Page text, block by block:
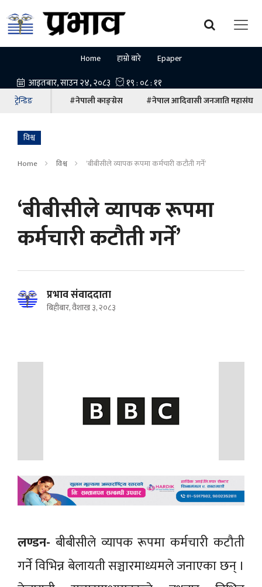
Home हाम्रो बारे Epaper
ट्रेन्डिङ #नेपाली काङ्ग्रेस #नेपाल आदिवासी जनजाति महासंघ
विश्व
Home विश्व ‘बीबीसीले व्यापक रूपमा कर्मचारी कटौती गर्ने’
‘बीबीसीले व्यापक रूपमा
कर्मचारी कटौती गर्ने’
प्रभाव संवाददाता
बिहीबार, वैशाख ३, २०८३
लण्डन- बीबीसीले व्यापक रूपमा कर्मचारी कटौती
गर्ने विभिन्न बेलायती सञ्चारमाध्यमले जनाएका छन् ।